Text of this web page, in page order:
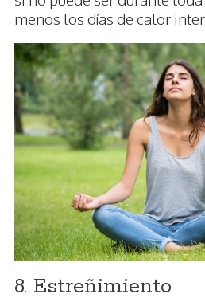
menos los días de calor
8. Estreñimiento